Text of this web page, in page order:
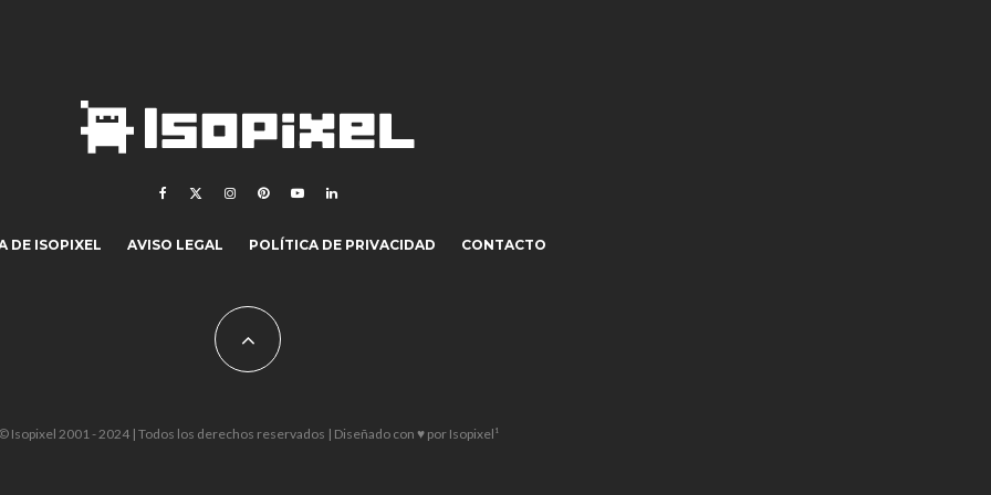
DE ISOPIXEL AVISO LEGAL POLÍTICA DE PRIVACIDAD CONTACTO
© Isopixel 2001 - 2024 | Todos los derechos reservados | Diseñado con ♥ por Isopixel¹